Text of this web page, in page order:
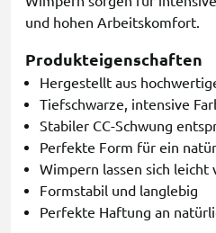
und hohen Arbeitskomfort.
Produkteigenschaften
Hergestellt aus
Tiefschwarze, intensive
Stabiler CC-Schwung
Perfekte Form für ein
Wimpern lassen sich leicht
Formstabil und langlebig
Perfekte Haftung an